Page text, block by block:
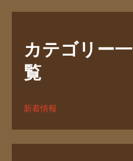
カテゴリー一
覧
新着情報